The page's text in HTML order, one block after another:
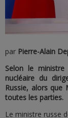
par Pierre-Alain
Selon le
nucléaire du
Russie, alors
toutes les parties.
Le ministre russe